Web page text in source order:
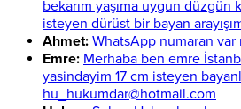
bekarım yaşıma uygun düzgün
isteyen dürüst bir bayan
Ahmet: WhatsApp numaran var
Emre: Merhaba ben emre
yasindayim 17 cm isteyen
hu_hukumdar@hotmail.com